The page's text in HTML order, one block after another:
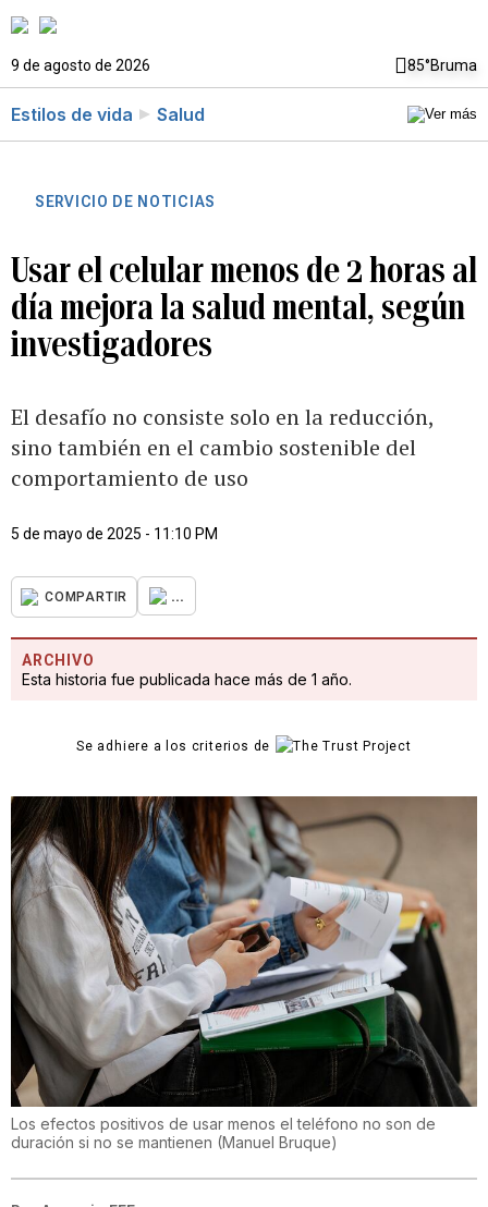
9 de agosto de 2026 85°Bruma
Estilos de vida Salud
SERVICIO DE NOTICIAS
Usar el celular menos de 2 horas al
día mejora la salud mental, según
investigadores
El desafío no consiste solo en la reducción,
sino también en el cambio sostenible del
comportamiento de uso
5 de mayo de 2025 - 11:10 PM
COMPARTIR ...
ARCHIVO
Esta historia fue publicada hace más de 1 año.
Se adhiere a los criterios de
Los efectos positivos de usar menos el teléfono no son de
duración si no se mantienen (Manuel Bruque)